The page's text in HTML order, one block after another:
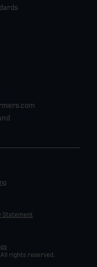
rights reserved.
Statement